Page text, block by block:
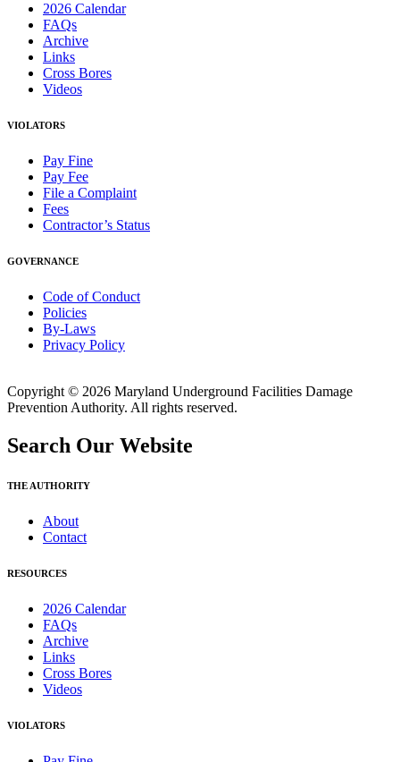
2026 Calendar
FAQs
Archive
Links
Cross Bores
Videos
VIOLATORS
Pay Fine
Pay Fee
File a Complaint
Fees
Contractor’s Status
GOVERNANCE
Code of Conduct
Policies
By-Laws
Privacy Policy
Copyright © 2026 Maryland Underground Facilities Damage
Prevention Authority. All rights reserved.
Search Our Website
THE AUTHORITY
About
Contact
RESOURCES
2026 Calendar
FAQs
Archive
Links
Cross Bores
Videos
VIOLATORS